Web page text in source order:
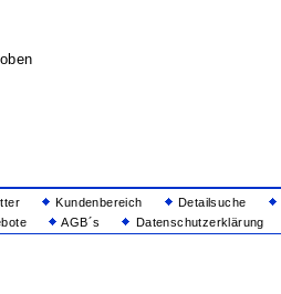
Kundenbereich Detailsuche
AGB´s Datenschutzerklärung